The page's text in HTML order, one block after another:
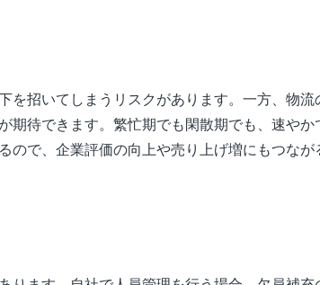
を招いてしまうリスクがあります。一方、物流
期待できます。繁忙期でも閑散期でも、速やか
ので、企業評価の向上や売り上げ増にもつなが